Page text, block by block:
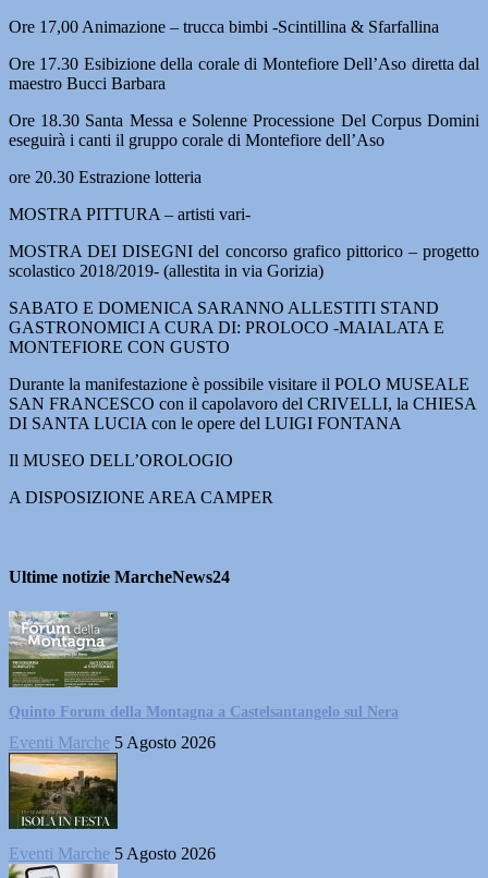
Ore 17,00 Animazione – trucca bimbi -Scintillina & Sfarfallina
Ore 17.30 Esibizione della corale di Montefiore Dell’Aso diretta dal
maestro Bucci Barbara
Ore 18.30 Santa Messa e Solenne Processione Del Corpus Domini
eseguirà i canti il gruppo corale di Montefiore dell’Aso
ore 20.30 Estrazione lotteria
MOSTRA PITTURA – artisti vari-
MOSTRA DEI DISEGNI del concorso grafico pittorico – progetto
scolastico 2018/2019- (allestita in via Gorizia)
SABATO E DOMENICA SARANNO ALLESTITI STAND
GASTRONOMICI A CURA DI: PROLOCO -MAIALATA E
MONTEFIORE CON GUSTO
Durante la manifestazione è possibile visitare il POLO MUSEALE
SAN FRANCESCO con il capolavoro del CRIVELLI, la CHIESA
DI SANTA LUCIA con le opere del LUIGI FONTANA
Il MUSEO DELL’OROLOGIO
A DISPOSIZIONE AREA CAMPER
Ultime notizie MarcheNews24
Quinto Forum della Montagna a Castelsantangelo sul Nera
Eventi Marche 5 Agosto 2026
Eventi Marche 5 Agosto 2026